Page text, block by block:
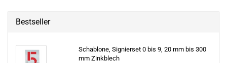
Bestseller
Schablone, Signierset 0 bis 9, 20 mm bis 300
mm Zinkblech